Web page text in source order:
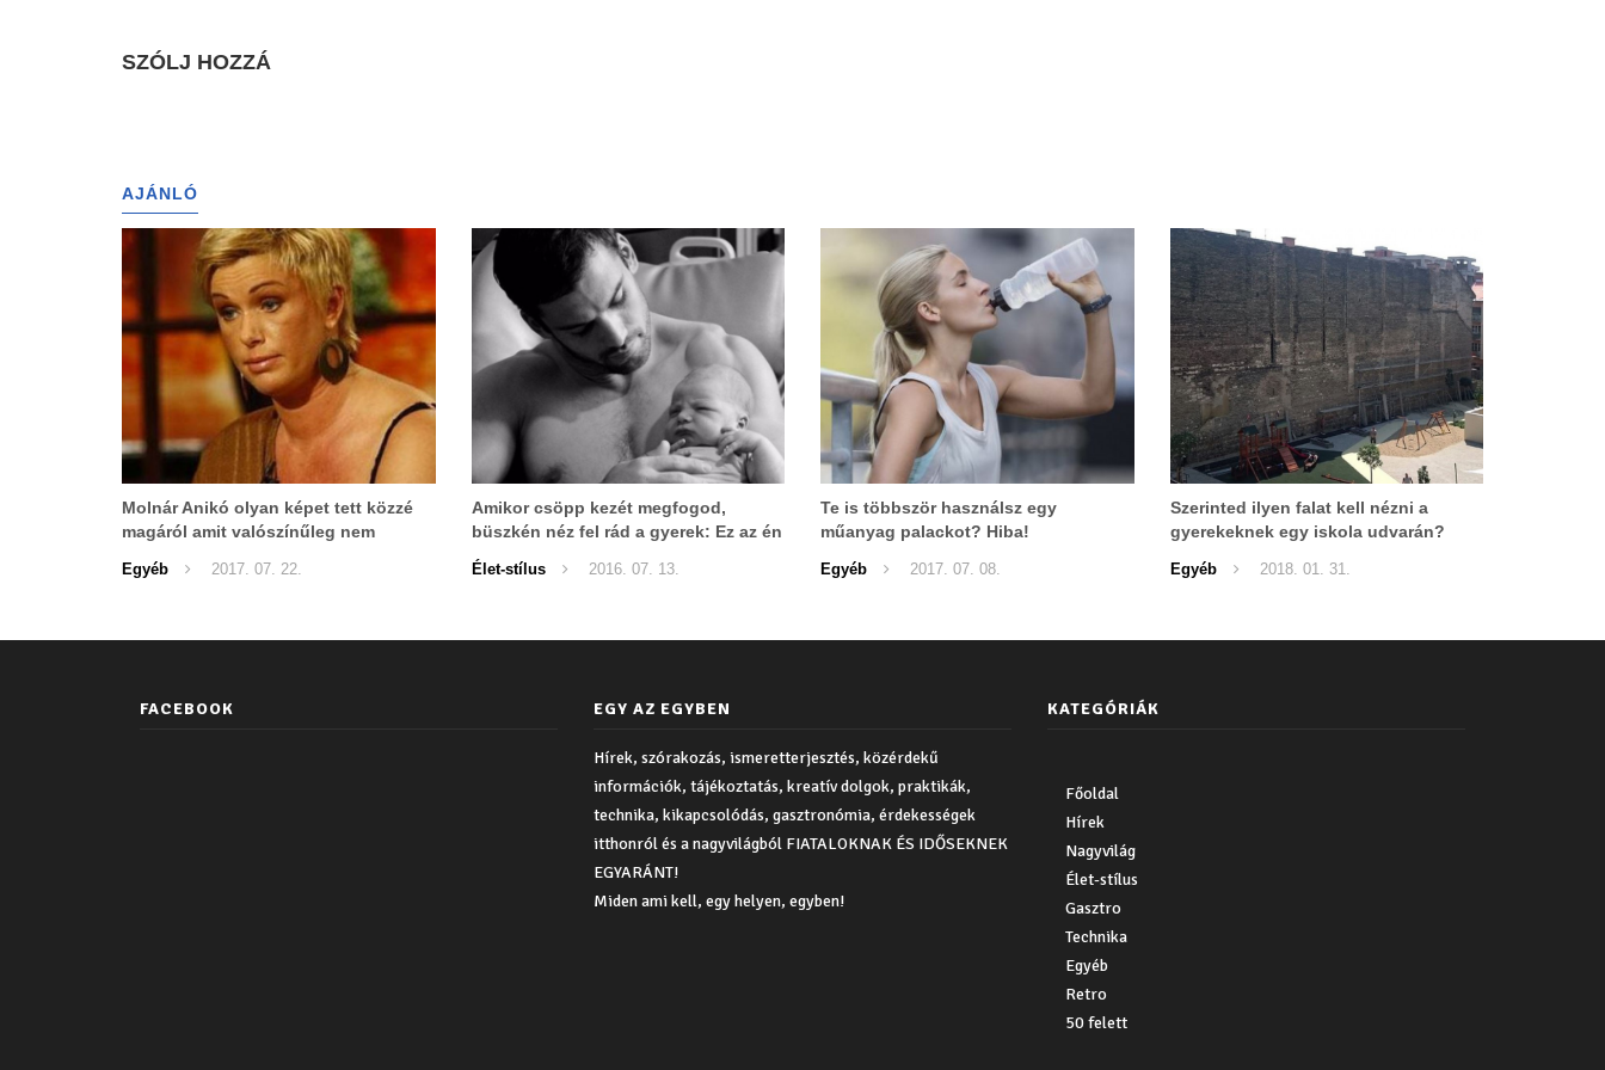
SZÓLJ HOZZÁ
AJÁNLÓ
Molnár Anikó olyan képet tett közzé
magáról amit valószínűleg nem
Egyéb 2017. 07. 22.
Amikor csöpp kezét megfogod,
büszkén néz fel rád a gyerek: Ez az én
apám.
Élet-stílus 2016. 07. 13.
Te is többször használsz egy
műanyag palackot? Hiba!
Egyéb 2017. 07. 08.
Szerinted ilyen falat kell nézni a
gyerekeknek egy iskola udvarán?
Egyéb 2018. 01. 31.
FACEBOOK EGY AZ EGYBEN
Hírek, szórakozás, ismeretterjesztés, közérdekű
információk, tájékoztatás, kreatív dolgok, praktikák,
technika, kikapcsolódás, gasztronómia, érdekességek
itthonról és a nagyvilágból FIATALOKNAK ÉS IDŐSEKNEK
EGYARÁNT!
Miden ami kell, egy helyen, egyben!
KATEGÓRIÁK
Főoldal
Hírek
Nagyvilág
Élet-stílus
Gasztro
Technika
Egyéb
Retro
50 felett